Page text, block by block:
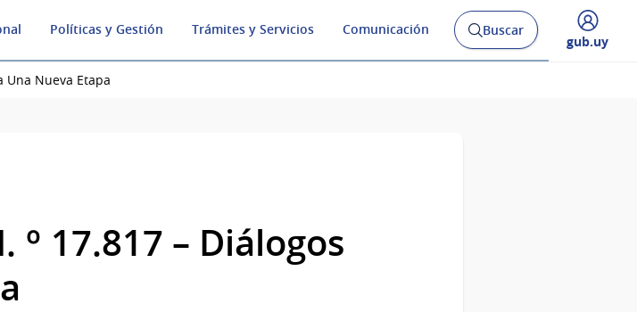
Políticas y Gestión Trámites y Servicios Comunicación
Abrir
buscador
Buscar
Desplegar
gub.uy
Una Nueva Etapa
º 17.817 – Diálogos